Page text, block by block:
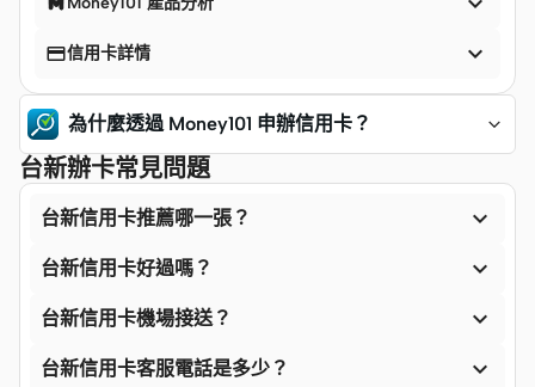
信用卡詳情 
為什麼透過 Money101 申辦信用卡？
台新辦卡常見問題
台新信用卡推薦哪一張？ 
台新信用卡好過嗎？ 
台新信用卡機場接送？ 
台新信用卡客服電話是多少？ 